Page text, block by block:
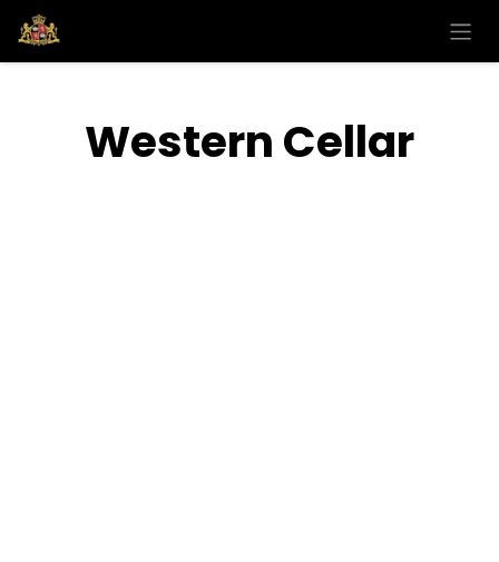
Se rendre au contenu
Western Cellar